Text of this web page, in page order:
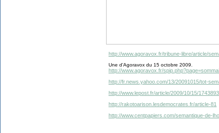
http://www.agoravox.fr/tribune-libre/article/
Une d'Agoravox du 15 octobre 2009.
http://www.agoravox.fr/
http://fr.news.yahoo.com/13/20091015/tot-
http://www.lepost.fr/article/2009/10/15/
http://rakotoarison.lesdemocrates.fr/article-81
http://www.centpapiers.com/semantique-de-